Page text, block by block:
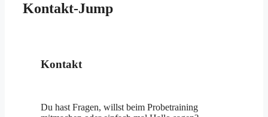
Kontakt-Jump
Kontakt
Du hast Fragen, willst beim Probetraining